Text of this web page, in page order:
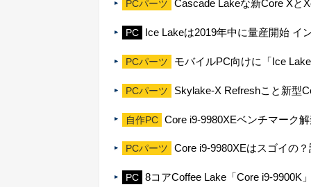
PCパーツ Cascade Lakeな新Core Xと
PC Ice Lakeは2019年中に量産開始 イ
PCパーツ モバイルPC向けに「Ice
PCパーツ Skylake-X Refreshこと新型
自作PC Core i9-9980XEベンチマーク
PCパーツ Core i9-9980XEはスゴイの
PC 8コアCoffee Lake「Core i9-